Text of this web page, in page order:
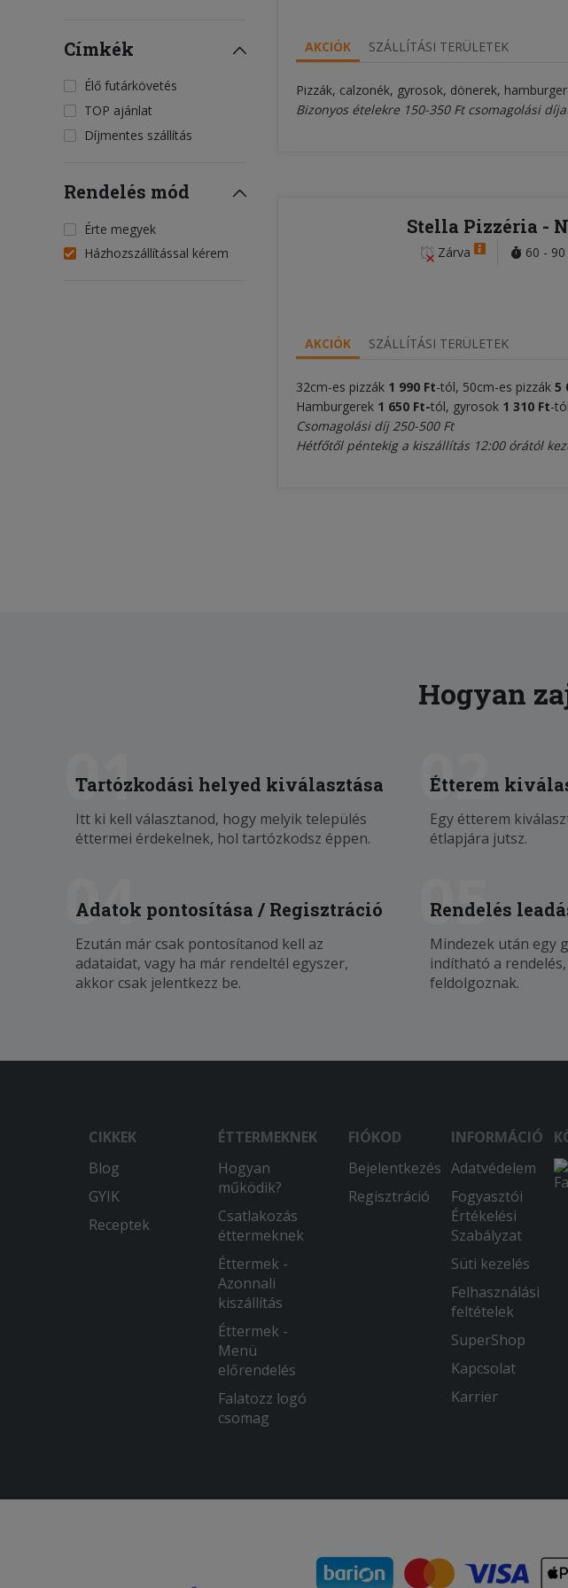
Címkék
Élő futárkövetés
TOP ajánlat
Díjmentes szállítás
Rendelés mód
Érte megyek
Házhozszállítással kérem
AKCIÓK SZÁLLÍTÁSI TERÜLETEK
Pizzák, calzonék, gyrosok, dönerek,
Bizonyos ételekre 150-350 Ft csomagolási
Stella Pizzéria -
Zárva 60 -
AKCIÓK SZÁLLÍTÁSI TERÜLETEK
32cm-es pizzák 1 990 Ft-tól, 50cm-es pizzák 5
Hamburgerek 1 650 Ft-tól, gyrosok 1 310 Ft-tól
Csomagolási díj 250-500 Ft
Hétfőtől péntekig a kiszállítás 12:00 órától
Hogyan
01
Tartózkodási helyed kiválasztása
Itt ki kell választanod, hogy melyik település
éttermei érdekelnek, hol tartózkodsz éppen.
02
Étterem
Egy étterem
étlapjára jutsz.
04
Adatok pontosítása / Regisztráció
Ezután már csak pontosítanod kell az
adataidat, vagy ha már rendeltél egyszer,
akkor csak jelentkezz be.
05
Rendelés
Mindezek után egy
indítható a
feldolgoznak.
CIKKEK
Blog
GYIK
Receptek
ÉTTERMEKNEK
Hogyan
működik?
Csatlakozás
éttermeknek
Éttermek -
Azonnali
kiszállítás
Éttermek -
Menü
előrendelés
Falatozz logó
csomag
FIÓKOD
Bejelentkezés
Regisztráció
INFORMÁCIÓ
Adatvédelem
Fogyasztói
Értékelési
Szabályzat
Süti kezelés
Felhasználási
feltételek
SuperShop
Kapcsolat
Karrier